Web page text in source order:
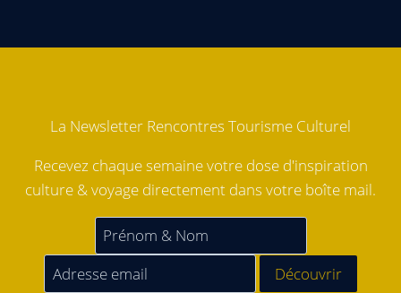
La Newsletter Rencontres Tourisme Culturel
Recevez chaque semaine votre dose d'inspiration
culture & voyage directement dans votre boîte mail.